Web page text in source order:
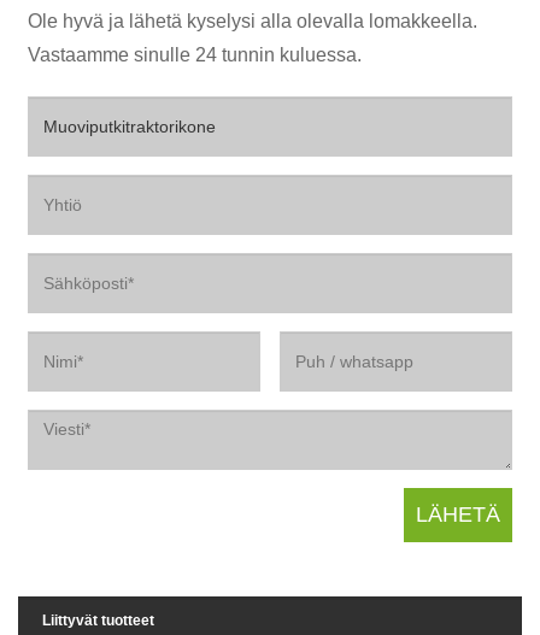
Ole hyvä ja lähetä kyselysi alla olevalla lomakkeella.
Vastaamme sinulle 24 tunnin kuluessa.
Liittyvät tuotteet